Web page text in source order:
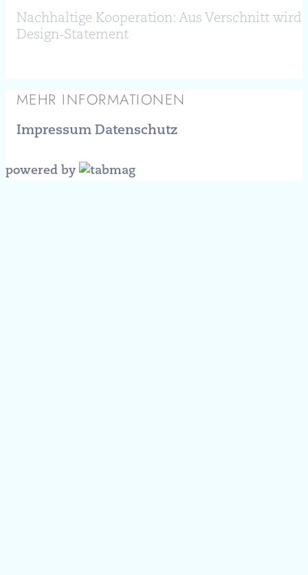
Nachhaltige Kooperation: Aus Verschnitt wird
Design-Statement
MEHR INFORMATIONEN
Impressum Datenschutz
powered by